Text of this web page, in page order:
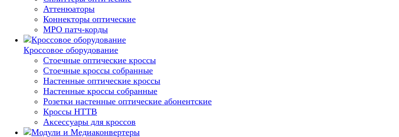
Аттенюаторы
Коннекторы оптические
MPO патч-корды
Кроссовое оборудование
Стоечные оптические кроссы
Стоечные кроссы собранные
Настенные оптические кроссы
Настенные кроссы собранные
Розетки настенные оптические абонентские
Кроссы HTTB
Аксессуары для кроссов